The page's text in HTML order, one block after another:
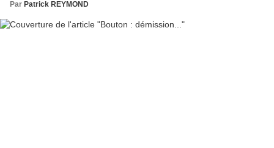
Par Patrick REYMOND